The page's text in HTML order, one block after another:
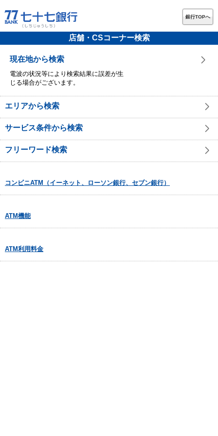
銀行TOPへ
店舗・CSコーナー検索
現在地から検索
電波の状況等により検索結果に誤差が生
じる場合がございます。
エリアから検索
サービス条件から検索
フリーワード検索
コンビニATM（イーネット、ローソン銀行、セブン銀行）
ATM機能
ATM利用料金